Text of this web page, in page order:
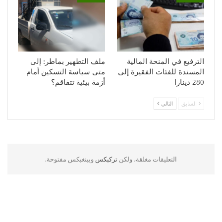
الترفيع في المنحة المالية
المسندة للفئات الفقيرة إلى
280 دينارا
ملف التطهير بماطر: إلى
متى سياسة التسكين أمام
أزمة بيئية تتفاقم؟
السابق التالي
التعليقات مغلقة، ولكن تركبكس وبينغبكس مفتوحة.